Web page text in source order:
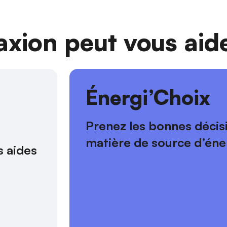
peut vous
aides
Énergi’Choix
Prenez les bonnes
matière de source